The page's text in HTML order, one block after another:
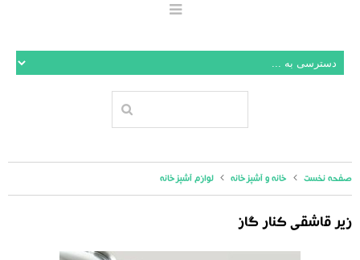
صفحه نخست خانه و آشپزخانه لوازم آشپزخانه
زیر قاشقی کنار گاز